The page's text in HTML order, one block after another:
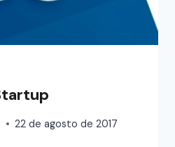
22 de agosto de 2017